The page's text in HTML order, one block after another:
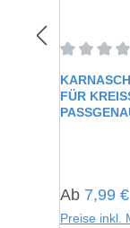
FÜR
Regulärer
Ab 7,99 €
Preise inkl.